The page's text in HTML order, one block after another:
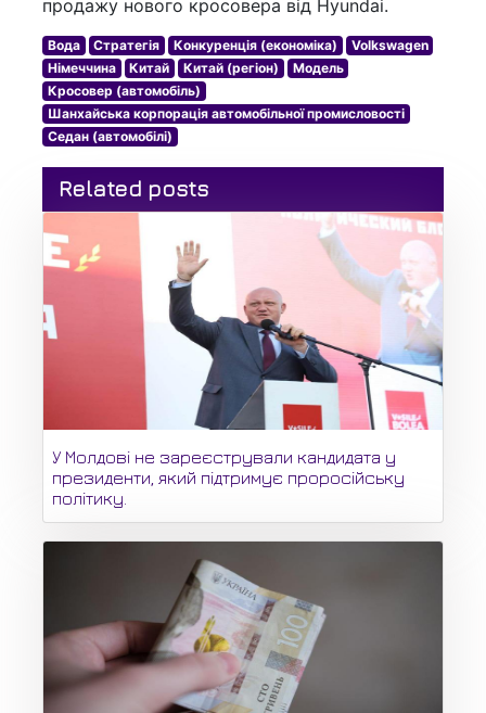
продажу нового кросовера від Hyundai.
Вода Стратегія Конкуренція (економіка)
Volkswagen
Німеччина
Китай Китай (регіон)
Модель
Кросовер (автомобіль)
Шанхайська корпорація автомобільної промисловості
Седан (автомобілі)
Related posts
У Молдові не зареєстрували кандидата у
президенти, який підтримує проросійську
політику.